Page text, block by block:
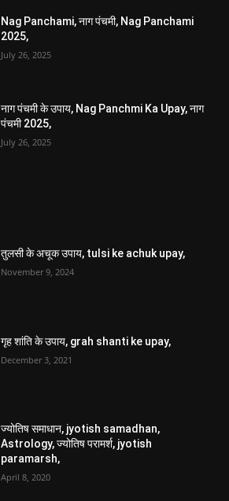
Nag Panchami, नाग पंचमी, Nag Panchami
2025,
July 26, 2025
नाग पंचमी के उपाय, Nag Panchmi Ka Upay, नाग
पंचमी 2025,
July 26, 2025
तुलसी के अचूक उपाय, tulsi ke achuk upay,
November 9, 2024
गृह शांति के उपाय, grah shanti ke upay,
December 3, 2021
ज्योतिष समाधान, jyotish samadhan,
Astrology, ज्योतिष परामर्श, jyotish
paramarsh,
April 8, 2020